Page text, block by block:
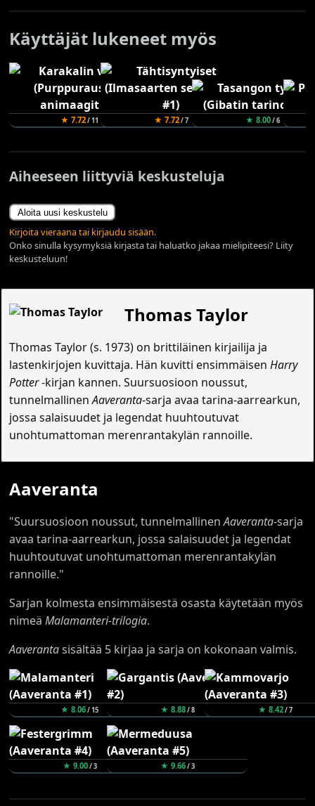
Käyttäjät lukeneet myös
★ 7.72/ 11 ★ 7.72/ 7 ★ 8.00/ 6
Aiheeseen liittyviä keskusteluja
Aloita uusi keskustelu
Kirjoita vieraana tai kirjaudu sisään.
Onko sinulla kysymyksiä kirjasta tai haluatko jakaa mielipiteesi? Liity
keskusteluun!
Thomas Taylor
Thomas Taylor (s. 1973) on brittiläinen kirjailija ja
lastenkirjojen kuvittaja. Hän kuvitti ensimmäisenHarry
Potter-kirjan kannen. Suursuosioon noussut,
tunnelmallinenAaveranta-sarja avaa tarina-aarrearkun,
jossa salaisuudet ja legendat huuhtoutuvat
unohtumattoman merenrantakylän rannoille.
Aaveranta
"Suursuosioon noussut, tunnelmallinenAaveranta-sarja
avaa tarina-aarrearkun, jossa salaisuudet ja legendat
huuhtoutuvat unohtumattoman merenrantakylän
rannoille."
Sarjan kolmesta ensimmäisestä osasta käytetään myös
nimeäMalamanteri-trilogia.
Aaverantasisältää 5 kirjaa ja sarja on kokonaan valmis.
★ 8.06/ 15 ★ 8.88/ 8 ★ 8.42/ 7
★ 9.00/ 3 ★ 9.66/ 3